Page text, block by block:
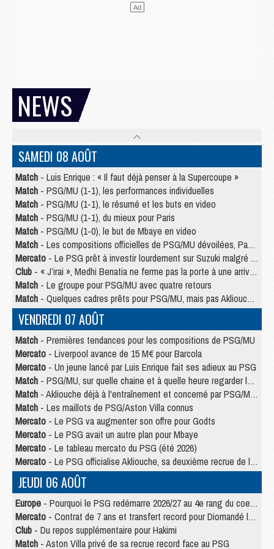
NEWS
SAMEDI 08 AOÛT
Match - Luis Enrique : « Il faut déjà penser à la Supercoupe »
Match - PSG/MU (1-1), les performances individuelles
Match - PSG/MU (1-1), le résumé et les buts en video
Match - PSG/MU (1-1), du mieux pour Paris
Match - PSG/MU (1-0), le but de Mbaye en video
Match - Les compositions officielles de PSG/MU dévoilées, Pacho titulaire
Mercato - Le PSG prêt à investir lourdement sur Suzuki malgré Safonov et Chevalier
Club - « J’irai », Medhi Benatia ne ferme pas la porte à une arrivée au PSG
Match - Le groupe pour PSG/MU avec quatre retours
Match - Quelques cadres prêts pour PSG/MU, mais pas Akliouche ?
VENDREDI 07 AOÛT
Match - Premières tendances pour les compositions de PSG/MU
Mercato - Liverpool avance de 15 M€ pour Barcola
Mercato - Un jeune lancé par Luis Enrique fait ses adieux au PSG
Match - PSG/MU, sur quelle chaine et à quelle heure regarder le match ?
Match - Akliouche déjà à l'entraînement et concerné par PSG/MU ?
Match - Les maillots de PSG/Aston Villa connus
Mercato - Le PSG va augmenter son offre pour Godts
Mercato - Le PSG avait un autre plan pour Mbaye
Mercato - Le tableau mercato du PSG (été 2026)
Mercato - Le PSG officialise Akliouche, sa deuxième recrue de l’été
JEUDI 06 AOÛT
Europe - Pourquoi le PSG redémarre 2026/27 au 4e rang du coefficient UEFA
Mercato - Contrat de 7 ans et transfert record pour Diomandé loin du PSG
Club - Du repos supplémentaire pour Hakimi
Match - Aston Villa privé de sa recrue record face au PSG